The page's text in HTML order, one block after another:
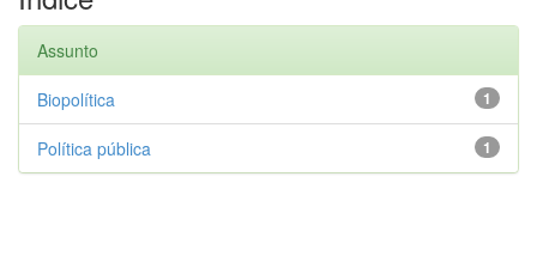
Assunto
1
Biopolítica
1
Política pública